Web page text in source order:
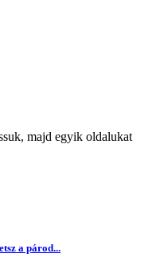
majd egyik oldalukat
a párod...